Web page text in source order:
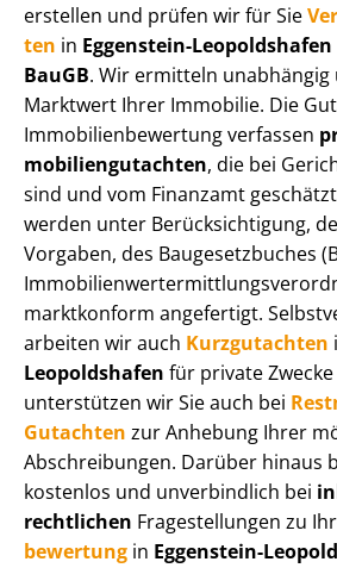
erstellen und prüfen wir für Sie
ten in Eggenstein-Leopoldshafen
BauGB. Wir ermitteln unabhängig
Marktwert Ihrer Immobilie. Die
Im­mo­bi­li­en­be­wer­tung verfassen
mo­bi­li­en­gut­ach­ten, die bei
sind und vom Finanzamt
werden unter Be­rück­sich­ti­gung,
Vorgaben, des Baugesetzbuches
marktkonform angefertigt.
arbeiten wir auch Kurzgutachten
Leopoldshafen für private
unterstützen wir Sie auch bei
Gutachten zur Anhebung Ihrer
Abschreibungen. Darüber hinaus
kostenlos und unverbindlich bei
rechtlichen Fragestellungen zu
be­wer­tung in Eggenstein-